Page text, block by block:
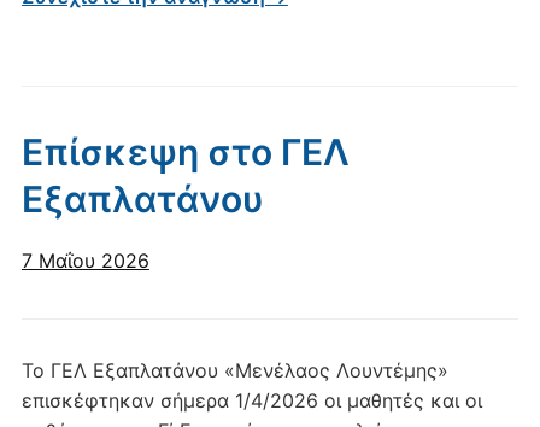
Επίσκεψη στο ΓΕΛ
Εξαπλατάνου
7 Μαΐου 2026
Το ΓΕΛ Εξαπλατάνου «Μενέλαος Λουντέμης»
επισκέφτηκαν σήμερα 1/4/2026 οι μαθητές και οι